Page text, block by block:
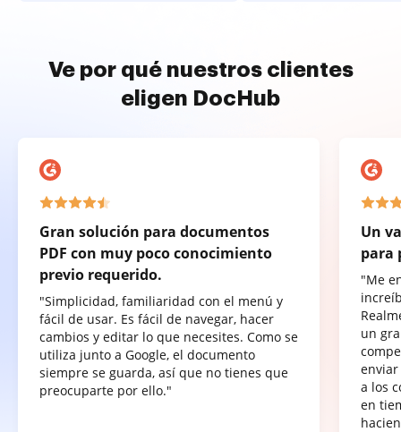
Ve por qué nuestros clientes
eligen DocHub
Gran solución para documentos
PDF con muy poco conocimiento
previo requerido.
"Simplicidad, familiaridad con el menú y
fácil de usar. Es fácil de navegar, hacer
cambios y editar lo que necesites. Como se
utiliza junto a Google, el documento
siempre se guarda, así que no tienes que
preocuparte por ello."
Un
para
"Me
un
a los
en